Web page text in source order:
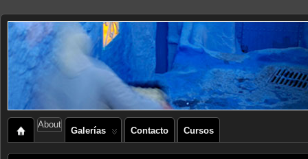
About
Galerías Contacto Cursos